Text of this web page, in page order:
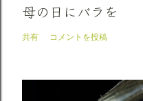
母の日にバラを
共有 コメントを投稿